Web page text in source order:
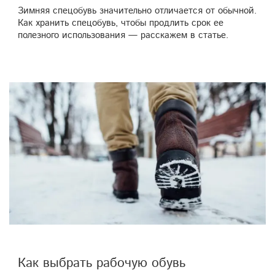
Зимняя спецобувь значительно отличается от обычной.
Как хранить спецобувь, чтобы продлить срок ее
полезного использования — расскажем в статье.
Как выбрать рабочую обувь